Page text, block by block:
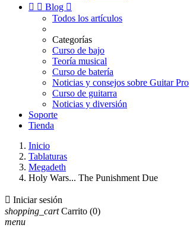
  Blog 
Todos los artículos
Categorías
Curso de bajo
Teoría musical
Curso de batería
Noticias y consejos sobre Guitar Pro
Curso de guitarra
Noticias y diversión
Soporte
Tienda
Inicio
Tablaturas
Megadeth
Holy Wars... The Punishment Due
 Iniciar sesión
shopping_cart Carrito (0)
menu